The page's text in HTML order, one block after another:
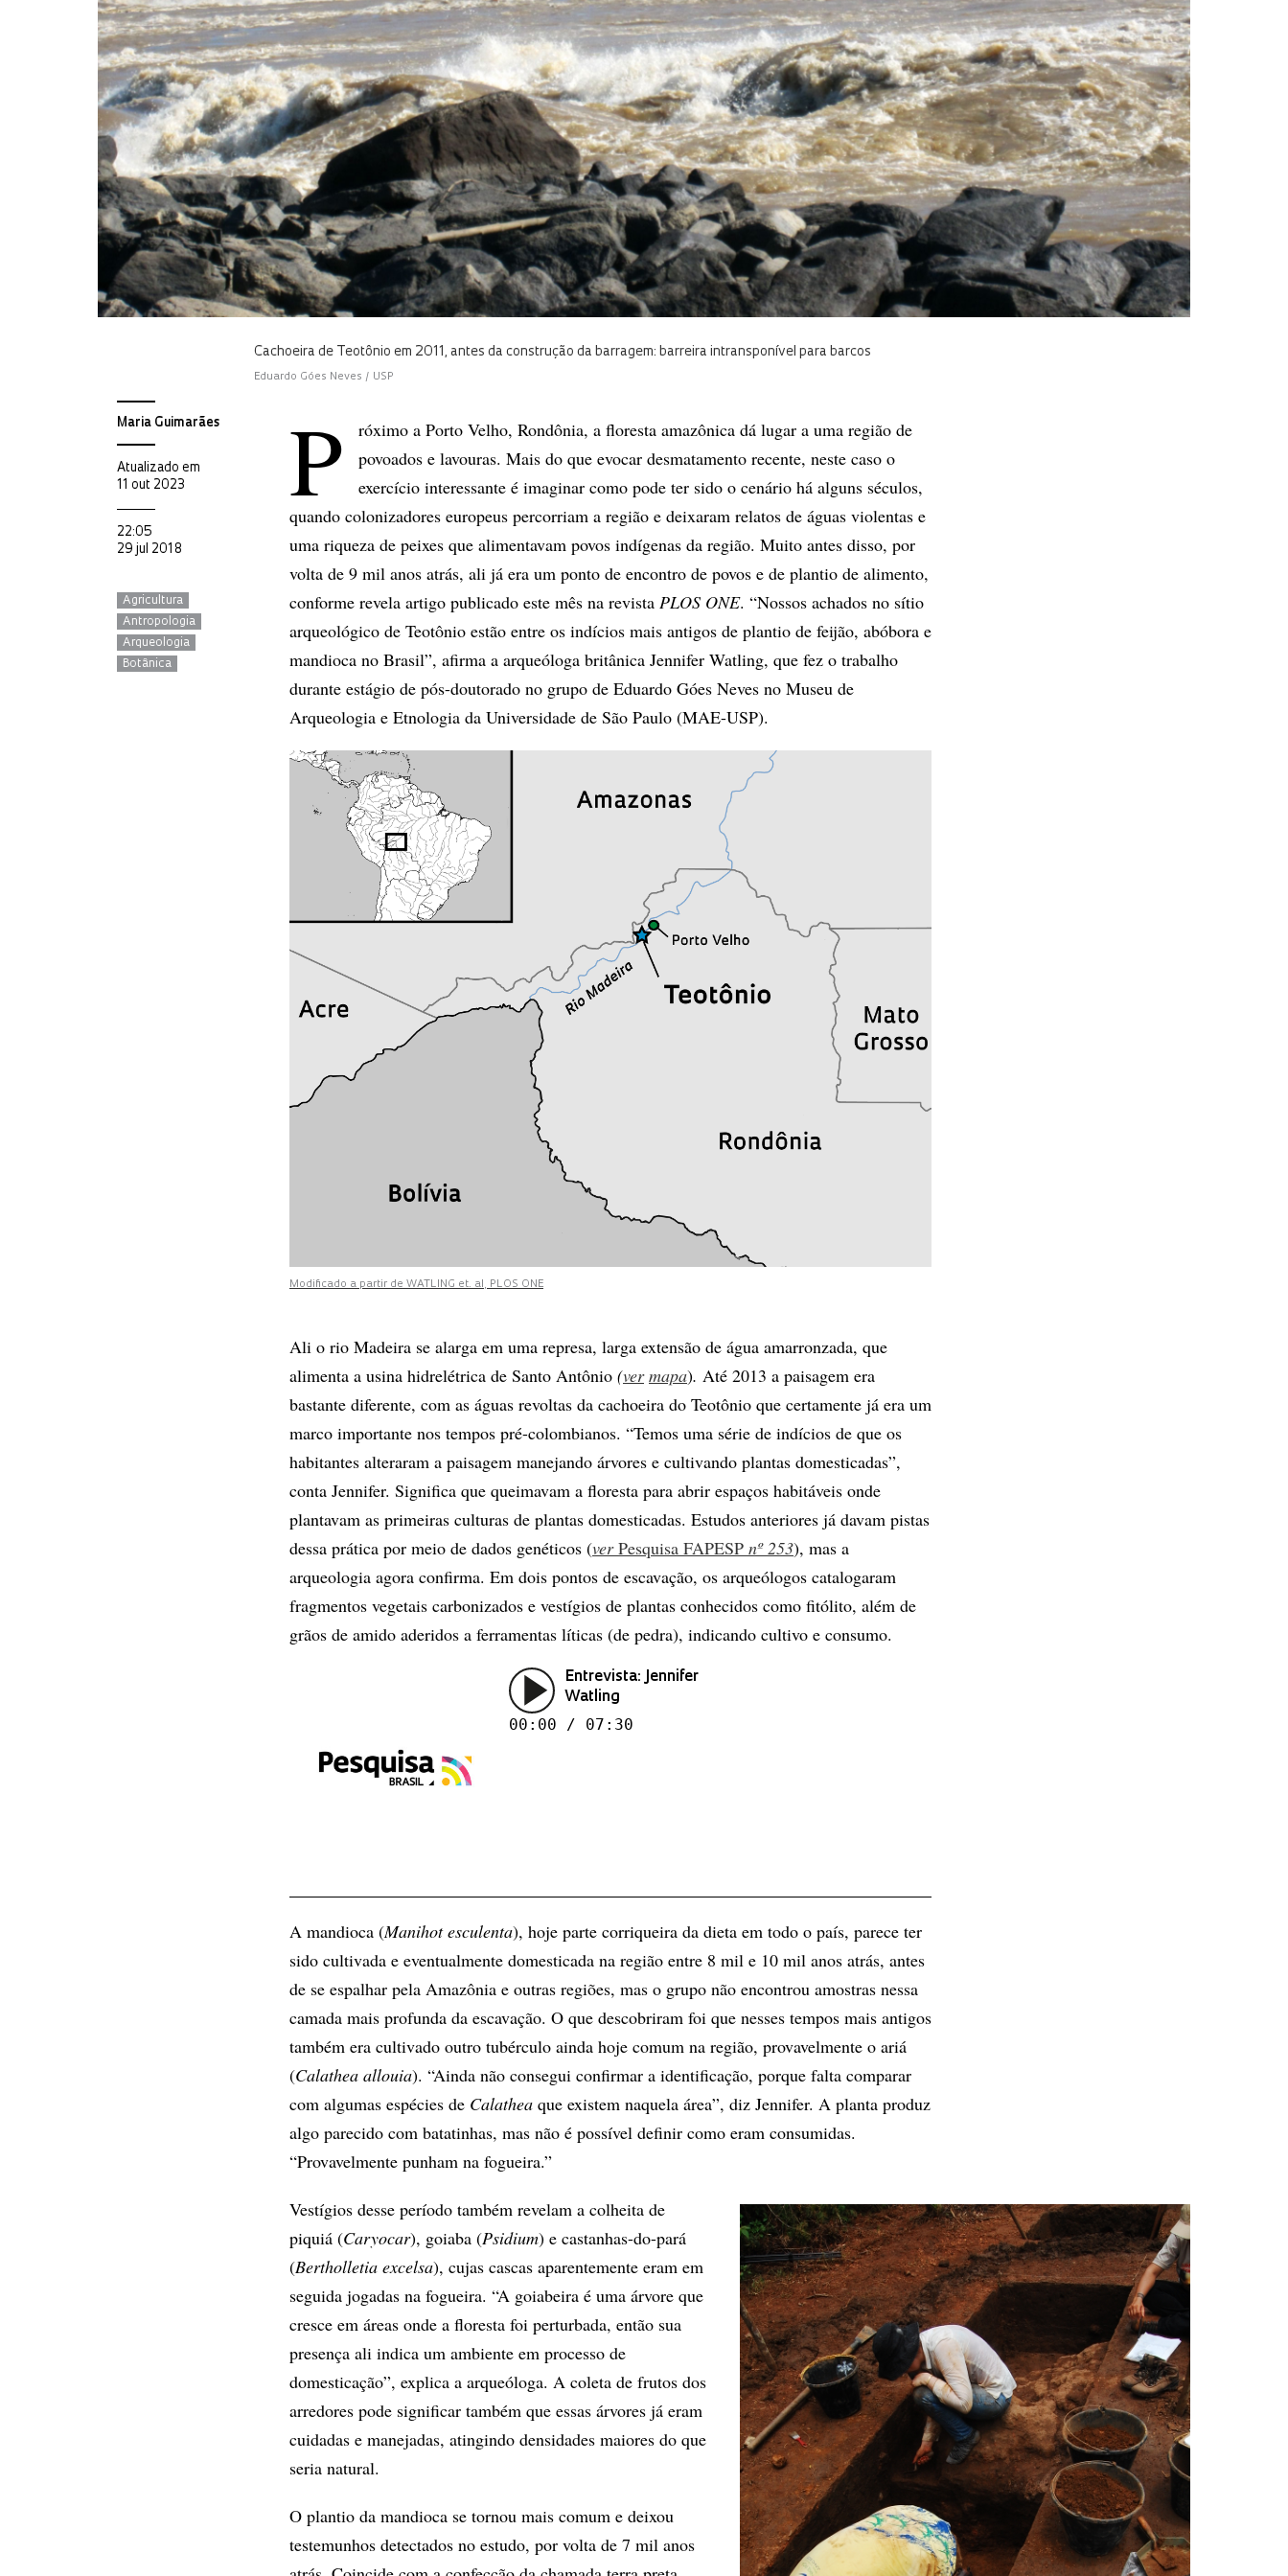
Cachoeira de Teotônio em 2011, antes da construção da barragem: barreira intransponível para barcos
Eduardo Góes Neves / USP
Maria Guimarães
Atualizado em
11 out 2023
22:05
29 jul 2018
Agricultura
Antropologia
Arqueologia
Botânica
P
róximo a Porto Velho, Rondônia, a floresta amazônica dá lugar a uma região de
povoados e lavouras. Mais do que evocar desmatamento recente, neste caso o
exercício interessante é imaginar como pode ter sido o cenário há alguns séculos,
quando colonizadores europeus percorriam a região e deixaram relatos de águas violentas e
uma riqueza de peixes que alimentavam povos indígenas da região. Muito antes disso, por
volta de 9 mil anos atrás, ali já era um ponto de encontro de povos e de plantio de alimento,
conforme revela artigo publicado este mês na revista PLOS ONE. “Nossos achados no sítio
arqueológico de Teotônio estão entre os indícios mais antigos de plantio de feijão, abóbora e
mandioca no Brasil”, afirma a arqueóloga britânica Jennifer Watling, que fez o trabalho
durante estágio de pós-doutorado no grupo de Eduardo Góes Neves no Museu de
Arqueologia e Etnologia da Universidade de São Paulo (MAE-USP).
Modificado a partir de WATLING et. al, PLOS ONE
Ali o rio Madeira se alarga em uma represa, larga extensão de água amarronzada, que
alimenta a usina hidrelétrica de Santo Antônio (ver mapa). Até 2013 a paisagem era
bastante diferente, com as águas revoltas da cachoeira do Teotônio que certamente já era um
marco importante nos tempos pré-colombianos. “Temos uma série de indícios de que os
habitantes alteraram a paisagem manejando árvores e cultivando plantas domesticadas”,
conta Jennifer. Significa que queimavam a floresta para abrir espaços habitáveis onde
plantavam as primeiras culturas de plantas domesticadas. Estudos anteriores já davam pistas
dessa prática por meio de dados genéticos (verPesquisa FAPESP nº 253), mas a
arqueologia agora confirma. Em dois pontos de escavação, os arqueólogos catalogaram
fragmentos vegetais carbonizados e vestígios de plantas conhecidos como fitólito, além de
grãos de amido aderidos a ferramentas líticas (de pedra), indicando cultivo e consumo.
Entrevista: Jennifer
Watling
00:00 / 07:30
A mandioca (Manihot esculenta), hoje parte corriqueira da dieta em todo o país, parece ter
sido cultivada e eventualmente domesticada na região entre 8 mil e 10 mil anos atrás, antes
de se espalhar pela Amazônia e outras regiões, mas o grupo não encontrou amostras nessa
camada mais profunda da escavação. O que descobriram foi que nesses tempos mais antigos
também era cultivado outro tubérculo ainda hoje comum na região, provavelmente o ariá
(Calathea allouia). “Ainda não consegui confirmar a identificação, porque falta comparar
com algumas espécies de Calathea que existem naquela área”, diz Jennifer. A planta produz
algo parecido com batatinhas, mas não é possível definir como eram consumidas.
“Provavelmente punham na fogueira.”
Vestígios desse período também revelam a colheita de
piquiá (Caryocar), goiaba (Psidium) e castanhas-do-pará
(Bertholletia excelsa), cujas cascas aparentemente eram em
seguida jogadas na fogueira. “A goiabeira é uma árvore que
cresce em áreas onde a floresta foi perturbada, então sua
presença ali indica um ambiente em processo de
domesticação”, explica a arqueóloga. A coleta de frutos dos
arredores pode significar também que essas árvores já eram
cuidadas e manejadas, atingindo densidades maiores do que
seria natural.
O plantio da mandioca se tornou mais comum e deixou
testemunhos detectados no estudo, por volta de 7 mil anos